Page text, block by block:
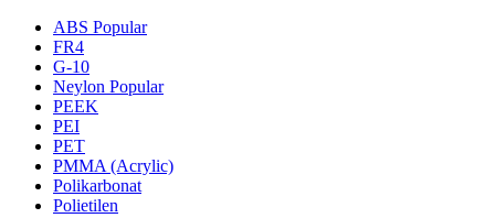
ABS Popular
FR4
G-10
Neylon Popular
PEEK
PEI
PET
PMMA (Acrylic)
Polikarbonat
Polietilen